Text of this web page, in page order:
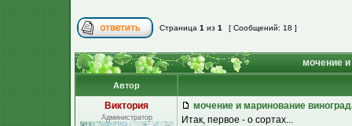
Страница 1 из 1 [ Сообщений: 18 ]
мочение
Автор
Виктория
Администратор
мочение и маринование
Итак, первое - о сортах...